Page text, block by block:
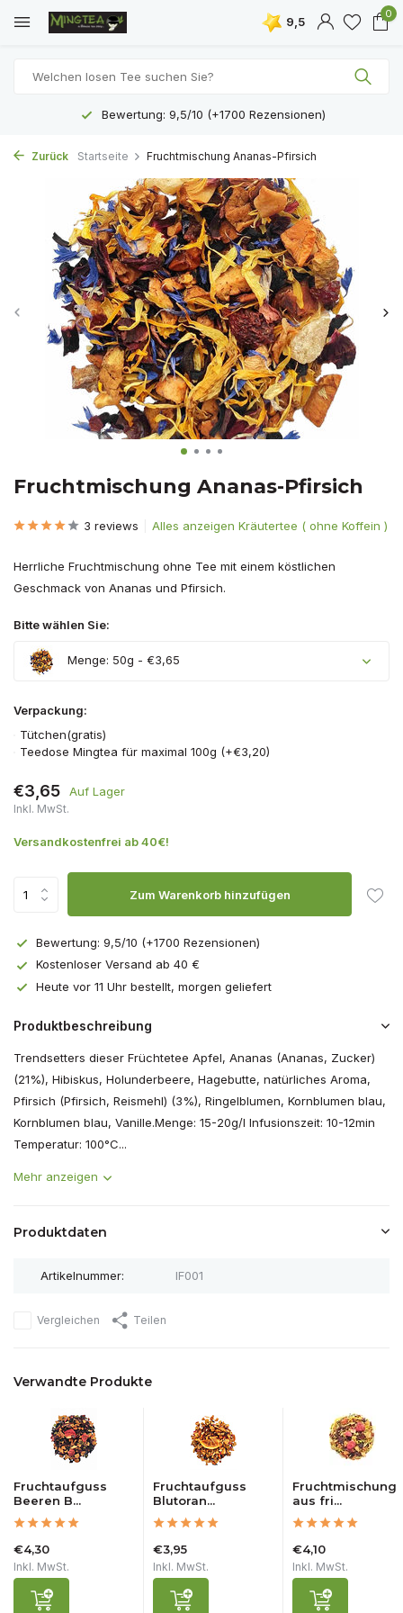
9,5
0
Bewertung: 9,5/10 (+1700 Rezensionen)
Zurück Startseite Fruchtmischung Ananas-Pfirsich
Fruchtmischung Ananas-Pfirsich
3 reviews Alles anzeigen Kräutertee ( ohne Koffein )
Herrliche Fruchtmischung ohne Tee mit einem köstlichen
Geschmack von Ananas und Pfirsich.
Bitte wählen Sie:
Menge: 50g - €3,65
Verpackung:
Tütchen(gratis)
Teedose Mingtea für maximal 100g (+€3,20)
€3,65 Auf Lager
Inkl. MwSt.
Versandkostenfrei ab 40€!
Zum Warenkorb hinzufügen
Bewertung: 9,5/10 (+1700 Rezensionen)
Kostenloser Versand ab 40 €
Heute vor 11 Uhr bestellt, morgen geliefert
Produktbeschreibung
Trendsetters dieser Früchtetee Apfel, Ananas (Ananas, Zucker)
(21%), Hibiskus, Holunderbeere, Hagebutte, natürliches Aroma,
Pfirsich (Pfirsich, Reismehl) (3%), Ringelblumen, Kornblumen blau,
Kornblumen blau, Vanille.Menge: 15-20g/l Infusionszeit: 10-12min
Temperatur: 100°C...
Mehr anzeigen
Produktdaten
Artikelnummer: IF001
Vergleichen Teilen
Verwandte Produkte
Fruchtaufguss
Beeren B...
€4,30
Inkl. MwSt.
Fruchtaufguss
Blutoran...
€3,95
Inkl. MwSt.
Fruchtmischung
aus fri...
€4,10
Inkl. MwSt.